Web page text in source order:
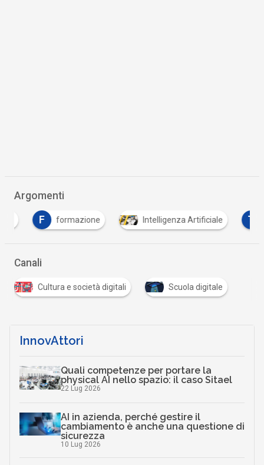
Argomenti
formazione Intelligenza Artificiale
Canali
Cultura e società digitali Scuola digitale
InnovAttori
Quali competenze per portare la
physical AI nello spazio: il caso Sitael
22 Lug 2026
AI in azienda, perché gestire il
cambiamento è anche una questione di
sicurezza
10 Lug 2026